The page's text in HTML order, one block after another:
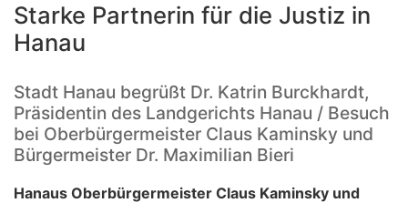
Starke Partnerin für die Justiz in
Hanau
Stadt Hanau begrüßt Dr. Katrin Burckhardt,
Präsidentin des Landgerichts Hanau / Besuch
bei Oberbürgermeister Claus Kaminsky und
Bürgermeister Dr. Maximilian Bieri
Hanaus Oberbürgermeister Claus Kaminsky und